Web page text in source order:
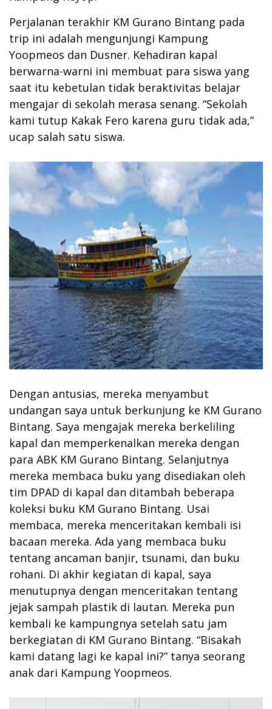
Perjalanan terakhir KM Gurano Bintang pada
trip ini adalah mengunjungi Kampung
Yoopmeos dan Dusner. Kehadiran kapal
berwarna-warni ini membuat para siswa yang
saat itu kebetulan tidak beraktivitas belajar
mengajar di sekolah merasa senang. “Sekolah
kami tutup Kakak Fero karena guru tidak ada,”
ucap salah satu siswa.
Dengan antusias, mereka menyambut
undangan saya untuk berkunjung ke KM Gurano
Bintang. Saya mengajak mereka berkeliling
kapal dan memperkenalkan mereka dengan
para ABK KM Gurano Bintang. Selanjutnya
mereka membaca buku yang disediakan oleh
tim DPAD di kapal dan ditambah beberapa
koleksi buku KM Gurano Bintang. Usai
membaca, mereka menceritakan kembali isi
bacaan mereka. Ada yang membaca buku
tentang ancaman banjir, tsunami, dan buku
rohani. Di akhir kegiatan di kapal, saya
menutupnya dengan menceritakan tentang
jejak sampah plastik di lautan. Mereka pun
kembali ke kampungnya setelah satu jam
berkegiatan di KM Gurano Bintang. “Bisakah
kami datang lagi ke kapal ini?” tanya seorang
anak dari Kampung Yoopmeos.